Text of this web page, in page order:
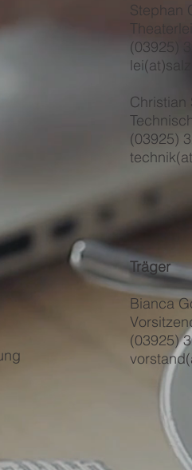
Stephan
(03925)
Christian
(03925)
Träger
Bianca
(03925)